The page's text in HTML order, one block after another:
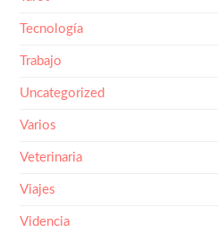
Tecnología
Trabajo
Uncategorized
Varios
Veterinaria
Viajes
Videncia